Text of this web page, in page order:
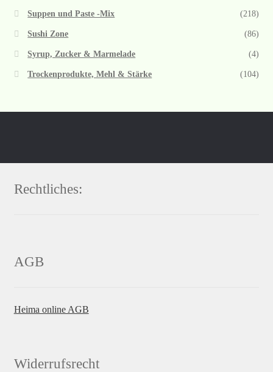
Suppen und Paste -Mix (218)
Sushi Zone (86)
Syrup, Zucker & Marmelade (4)
Trockenprodukte, Mehl & Stärke (104)
Rechtliches:
AGB
Heima online AGB
Widerrufsrecht